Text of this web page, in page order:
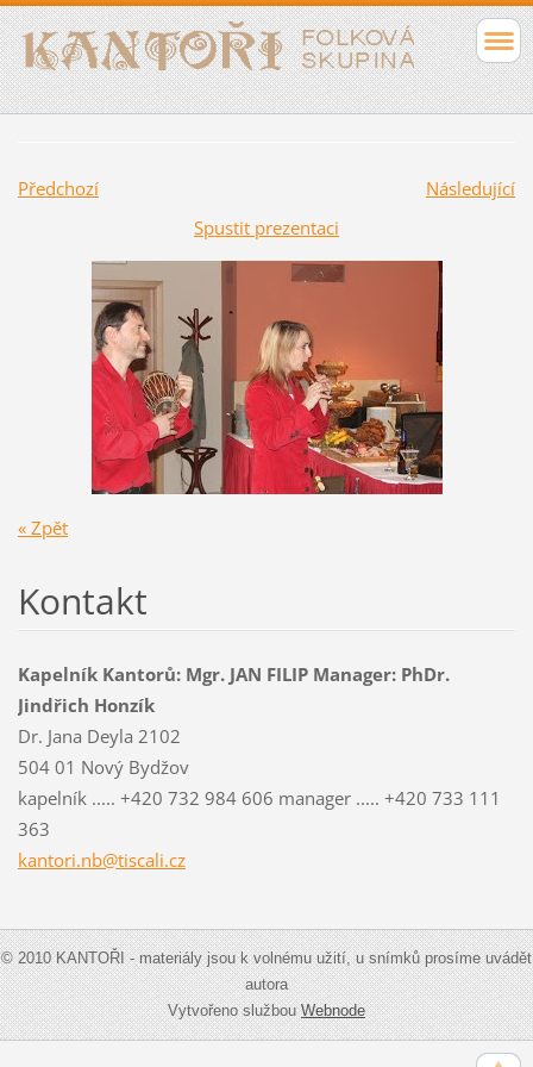
Předchozí
Následující
Spustit prezentaci
« Zpět
Kontakt
Kapelník Kantorů: Mgr. JAN FILIP Manager: PhDr.
Jindřich Honzík
Dr. Jana Deyla 2102
504 01 Nový Bydžov
kapelník ..... +420 732 984 606 manager ..... +420 733 111
363
kantori.nb@tiscali.cz
© 2010 KANTOŘI - materiály jsou k volnému užití, u snímků prosíme uvádět
autora
Vytvořeno službouWebnode